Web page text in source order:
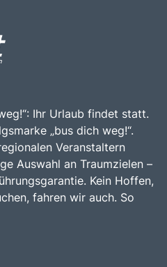
Ihr Urlaub findet statt.
„bus dich weg!“.
Veranstaltern
Auswahl an Traumzielen –
Kein Hoffen,
fahren wir auch. So